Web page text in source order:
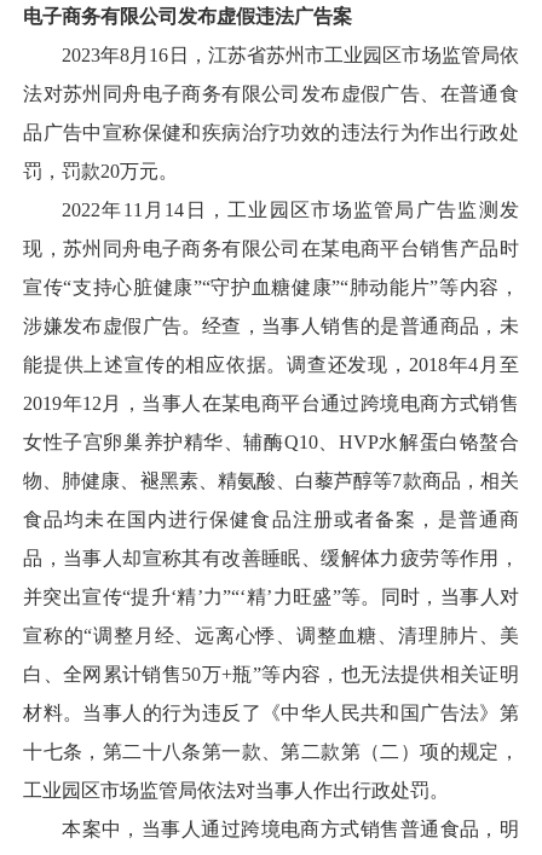
电子商务有限公司发布虚假违法广告案
2023年8月16日，江苏省苏州市工业园区市场监管局依
法对苏州同舟电子商务有限公司发布虚假广告、在普通食
品广告中宣称保健和疾病治疗功效的违法行为作出行政处
罚，罚款20万元。
2022年11月14日，工业园区市场监管局广告监测发
现，苏州同舟电子商务有限公司在某电商平台销售产品时
宣传“支持心脏健康”“守护血糖健康”“肺动能片”等内容，
涉嫌发布虚假广告。经查，当事人销售的是普通商品，未
能提供上述宣传的相应依据。调查还发现，2018年4月至
2019年12月，当事人在某电商平台通过跨境电商方式销售
女性子宫卵巢养护精华、辅酶Q10、HVP水解蛋白铬螯合
物、肺健康、褪黑素、精氨酸、白藜芦醇等7款商品，相关
食品均未在国内进行保健食品注册或者备案，是普通商
品，当事人却宣称其有改善睡眠、缓解体力疲劳等作用，
并突出宣传“提升‘精’力”“‘精’力旺盛”等。同时，当事人对
宣称的“调整月经、远离心悸、调整血糖、清理肺片、美
白、全网累计销售50万+瓶”等内容，也无法提供相关证明
材料。当事人的行为违反了《中华人民共和国广告法》第
十七条，第二十八条第一款、第二款第（二）项的规定，
工业园区市场监管局依法对当事人作出行政处罚。
本案中，当事人通过跨境电商方式销售普通食品，明